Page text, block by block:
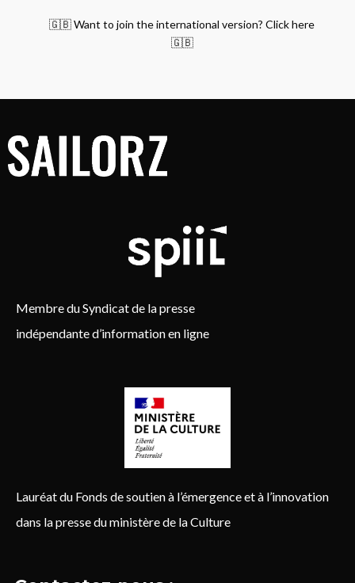
🇬🇧 Want to join the international version? Click here
🇬🇧
Membre du Syndicat de la presse
indépendante d’information en ligne
Lauréat du Fonds de soutien à l’émergence et à l’innovation
dans la presse du ministère de la Culture